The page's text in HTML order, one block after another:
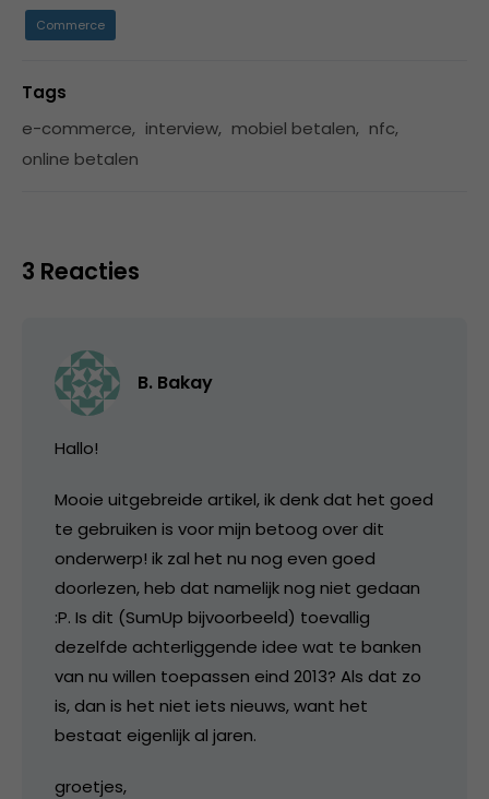
Commerce
Tags
e-commerce, interview, mobiel betalen, nfc,
online betalen
3 Reacties
B. Bakay
Hallo!
Mooie uitgebreide artikel, ik denk dat het goed
te gebruiken is voor mijn betoog over dit
onderwerp! ik zal het nu nog even goed
doorlezen, heb dat namelijk nog niet gedaan
:P. Is dit (SumUp bijvoorbeeld) toevallig
dezelfde achterliggende idee wat te banken
van nu willen toepassen eind 2013? Als dat zo
is, dan is het niet iets nieuws, want het
bestaat eigenlijk al jaren.
groetjes,